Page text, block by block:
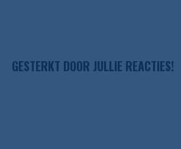
GESTERKT DOOR JULLIE REACTIES!